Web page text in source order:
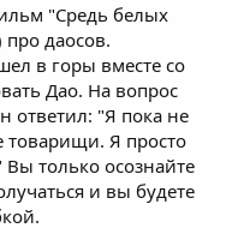
"Средь белых
даосов.
в горы вместе со
Дао. На вопрос
ответил: "Я пока не
товарищи. Я просто
только осознайте
и вы будете